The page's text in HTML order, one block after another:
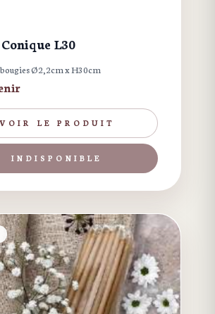
L30
bougies Ø2,2cm x H30cm
VOIR LE PRODUIT
INDISPONIBLE